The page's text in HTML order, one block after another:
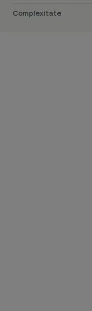
Complexitate